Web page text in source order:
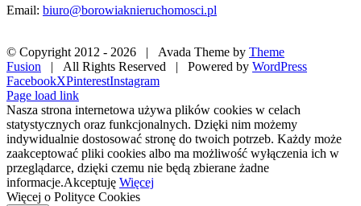
Email: biuro@borowiaknieruchomosci.pl
© Copyright 2012 - 2026 | Avada Theme by Theme
Fusion | All Rights Reserved | Powered by WordPress
FacebookXPinterestInstagram
Page load link
Nasza strona internetowa używa plików cookies w celach
statystycznych oraz funkcjonalnych. Dzięki nim możemy
indywidualnie dostosować stronę do twoich potrzeb. Każdy może
zaakceptować pliki cookies albo ma możliwość wyłączenia ich w
przeglądarce, dzięki czemu nie będą zbierane żadne
informacje.Akceptuję Więcej
Więcej o Polityce Cookies